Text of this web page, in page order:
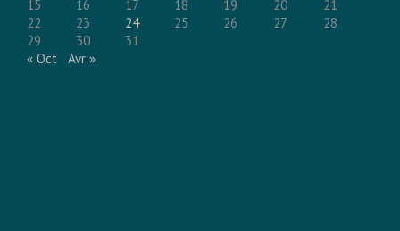
15
16 17 18 19 20
21
22
23 24 25 26 27
28
29
30
31
« Oct
Avr »